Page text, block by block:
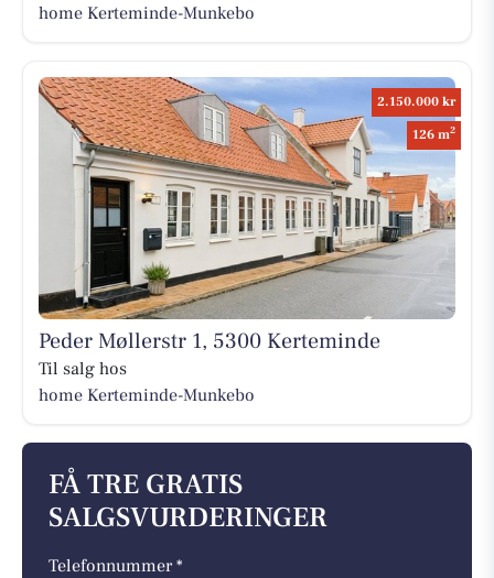
home Kerteminde-Munkebo
2.150.000 kr
126 m2
Peder Møllerstr 1, 5300 Kerteminde
Til salg hos
home Kerteminde-Munkebo
FÅ TRE GRATIS
SALGSVURDERINGER
Telefonnummer *